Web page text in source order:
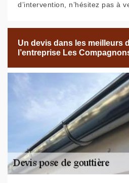
d’intervention, n’hésitez pas à
Un devis dans les meilleurs
l’entreprise Les